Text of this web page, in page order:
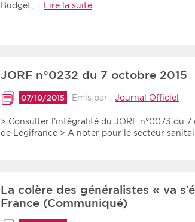
Budget,…
Lire la suite
JORF n°0232 du 7 octobre 2015
07/10/2015 Émis par :Journal Officiel
> Consulter l’intégralité du JORF n°0073 du
de Légifrance > A noter pour le secteur
La colère des généralistes « va
France (Communiqué)